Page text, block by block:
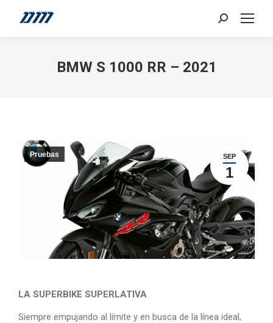
Search:
BMW S 1000 RR – 2021
SEP
1
Pruebas
LA SUPERBIKE SUPERLATIVA
Siempre empujando al límite y en busca de la línea ideal,